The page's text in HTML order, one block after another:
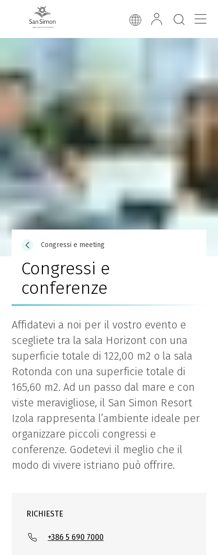
Congressi e meeting
Congressi e
conferenze
Affidatevi a noi per il vostro evento e
scegliete tra la sala Horizont con una
superficie totale di 122,00 m2 o la sala
Rotonda con una superficie totale di
165,60 m2. Ad un passo dal mare e con
viste meravigliose, il San Simon Resort
Izola rappresenta l’ambiente ideale per
organizzare piccoli congressi e
conferenze. Godetevi il meglio che il
modo di vivere istriano può offrire.
RICHIESTE
+386 5 690 7000